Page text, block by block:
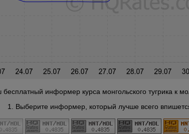
бесплатный информер курса монгольского тугрика к
1. Выберите информер, который лучше всего